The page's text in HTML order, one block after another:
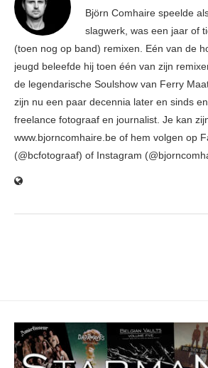
Björn Comhaire speelde
slagwerk, was een jaar of
(toen nog op band) remixen. Eén van de
jeugd beleefde hij toen één van zijn
de legendarische Soulshow van Ferry
zijn nu een paar decennia later en sinds
freelance fotograaf en journalist. Je kan
www.bjorncomhaire.be of hem volgen op
(@bcfotograaf) of Instagram